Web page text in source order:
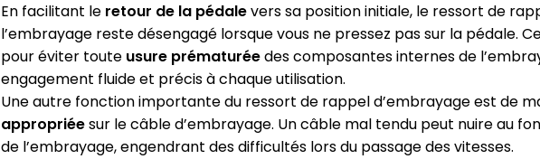
En facilitant le retour de la pédalevers sa position initiale, le ressort de
l’embrayage reste désengagé lorsque vous ne pressez pas sur la pédale.
pour éviter toute usure prématuréedes composantes internes de
engagement fluide et précis à chaque utilisation.
Une autre fonction importante du ressort de rappel d’embrayage est de
appropriéesur le câble d’embrayage. Un câble mal tendu peut nuire au
de l’embrayage, engendrant des difficultés lors du passage des vitesses.